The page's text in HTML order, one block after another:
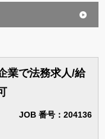
業で法務求人/給
JOB 番号：204136